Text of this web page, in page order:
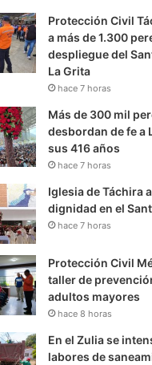
Protección Civil
a más de 1.300
despliegue del
La Grita
hace 7 horas
Más de 300 mil
desbordan de fe a
sus 416 años
hace 7 horas
Iglesia de Táchira
dignidad en el
hace 7 horas
Protección Civil
taller de
adultos mayores
hace 8 horas
En el Zulia se
labores de